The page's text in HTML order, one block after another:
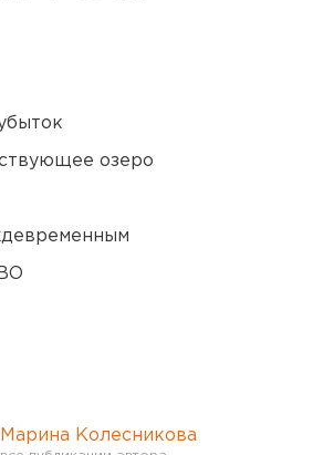
озеро
Марина Колесникова